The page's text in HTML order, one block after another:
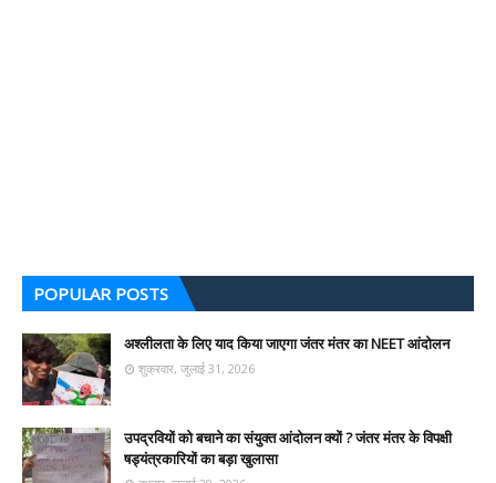
POPULAR POSTS
अश्लीलता के लिए याद किया जाएगा जंतर मंतर का NEET आंदोलन
शुक्रवार, जुलाई 31, 2026
उपद्रवियों को बचाने का संयुक्त आंदोलन क्यों ? जंतर मंतर के विपक्षी
षड्यंत्रकारियों का बड़ा खुलासा